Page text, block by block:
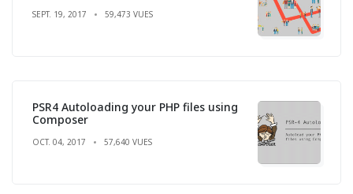
SEPT. 19, 2017 59,473 VUES
PSR4 Autoloading your PHP files using
Composer
OCT. 04, 2017 57,640 VUES